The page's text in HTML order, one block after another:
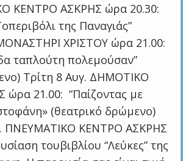
ΚΕΝΤΡΟ ΑΣΚΡΗΣ ώρα 20.30:
της Παναγιάς”
ΧΡΙΣΤΟΥ ώρα 21.00:
ταπλούτη πολεμούσαν”
Τρίτη 8 Αυγ. ΔΗΜΟΤΙΚΟ
ώρα 21.00: “Παίζοντας με
(θεατρικό δρώμενο)
ΠΝΕΥΜΑΤΙΚΟ ΚΕΝΤΡΟ ΑΣΚΡΗΣ
τουβιβλίου “Λεύκες” της